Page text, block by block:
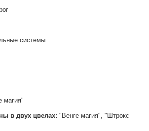
системы
магия"
в двух цвелах: "Венге магия", "Штрокс